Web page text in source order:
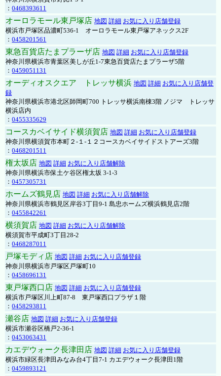
： 0468393611
オーロラモール東戸塚店 地図 詳細 お気に入り店舗登録
横浜市戸塚区品濃町536-1 オーロラモール東戸塚アネックス2F
： 0458201561
東急百貨店たまプラーザ店 地図 詳細 お気に入り店舗登録
神奈川県横浜市青葉区美しが丘1-7東急百貨店たまプラーザ5階
： 0459051131
オーディオスクエア トレッサ横浜 地図 詳細 お気に入り店舗登
録
神奈川県横浜市港北区師岡町700 トレッサ横浜南棟3階 ノジマ トレッサ
横浜店内
： 0455335629
コースカベイサイド横須賀店 地図 詳細 お気に入り店舗登録
神奈川県横須賀市本町２-１-１２コースカベイサイドストアーズ3階
： 0468201511
権太坂店 地図 詳細 お気に入り店舗解除
神奈川県横浜市保土ケ谷区権太坂 3-1-3
： 0457305731
ホームズ鶴見店 地図 詳細 お気に入り店舗解除
神奈川県横浜市鶴見区岸谷3丁目9-1 島忠ホームズ横浜鶴見店2階
： 0455842261
横須賀店 地図 詳細 お気に入り店舗解除
横須賀市平成町3丁目28-2
： 0468287011
戸塚モディ店 地図 詳細 お気に入り店舗登録
神奈川県横浜市戸塚区戸塚町10
： 0458696131
東戸塚西口店 地図 詳細 お気に入り店舗登録
横浜市戸塚区川上町87-8 東戸塚西口プラザ１階
： 0458293811
瀬谷店 地図 詳細 お気に入り店舗登録
横浜市瀬谷区橋戸2-36-1
： 0453063431
カエデウォーク長津田店 地図 詳細 お気に入り店舗登録
横浜市緑区長津田みなみ台4丁目7-1 カエデウォーク長津田1階
： 0459893121